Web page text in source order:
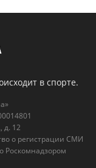
в спорте.
д. 12
о регистрации СМИ
Роскомнадзором